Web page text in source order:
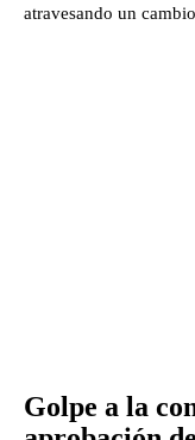
atravesando un
Golpe a la